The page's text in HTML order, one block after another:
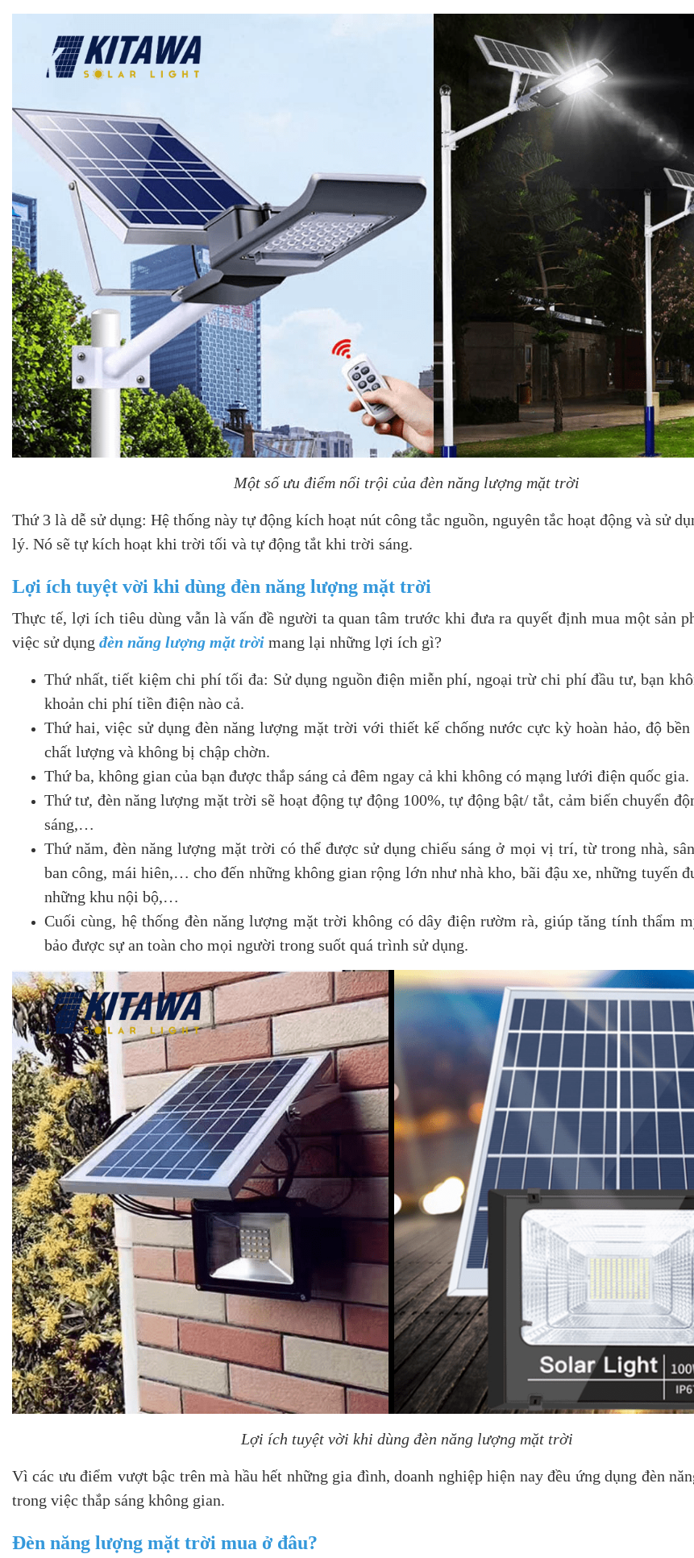
Một số ưu điểm nổi trội của đèn năng lượng mặt trời
Thứ 3 là dễ sử dụng: Hệ thống này tự động kích hoạt nút công tắc nguồn, nguyên tắc hoạt động và sử
lý. Nó sẽ tự kích hoạt khi trời tối và tự động tắt khi trời sáng.
Lợi ích tuyệt vời khi dùng đèn năng lượng mặt trời
Thực tế, lợi ích tiêu dùng vẫn là vấn đề người ta quan tâm trước khi đưa ra quyết định mua một sản
việc sử dụng đèn năng lượng mặt trời mang lại những lợi ích gì?
Thứ nhất, tiết kiệm chi phí tối đa: Sử dụng nguồn điện miễn phí, ngoại trừ chi phí đầu tư, bạn
khoản chi phí tiền điện nào cả.
Thứ hai, việc sử dụng đèn năng lượng mặt trời với thiết kế chống nước cực kỳ hoàn hảo, độ bền
chất lượng và không bị chập chờn.
Thứ ba, không gian của bạn được thắp sáng cả đêm ngay cả khi không có mạng lưới điện quốc gia.
Thứ tư, đèn năng lượng mặt trời sẽ hoạt động tự động 100%, tự động bật/ tắt, cảm biến chuyển
sáng,…
Thứ năm, đèn năng lượng mặt trời có thể được sử dụng chiếu sáng ở mọi vị trí, từ trong nhà,
ban công, mái hiên,… cho đến những không gian rộng lớn như nhà kho, bãi đậu xe, những tuyến
những khu nội bộ,…
Cuối cùng, hệ thống đèn năng lượng mặt trời không có dây điện rườm rà, giúp tăng tính thẩm
bảo được sự an toàn cho mọi người trong suốt quá trình sử dụng.
Lợi ích tuyệt vời khi dùng đèn năng lượng mặt trời
Vì các ưu điểm vượt bậc trên mà hầu hết những gia đình, doanh nghiệp hiện nay đều ứng dụng đèn
trong việc thắp sáng không gian.
Đèn năng lượng mặt trời mua ở đâu?